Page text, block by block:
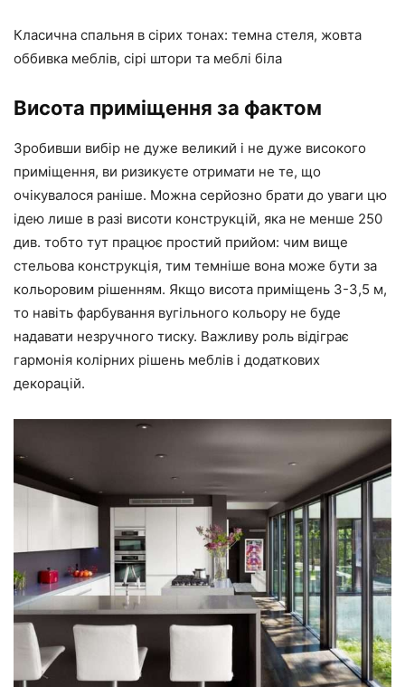
Класична спальня в сірих тонах: темна стеля, жовта
оббивка меблів, сірі штори та меблі біла
Висота приміщення за фактом
Зробивши вибір не дуже великий і не дуже високого
приміщення, ви ризикуєте отримати не те, що
очікувалося раніше. Можна серйозно брати до уваги цю
ідею лише в разі висоти конструкцій, яка не менше 250
див. тобто тут працює простий прийом: чим вище
стельова конструкція, тим темніше вона може бути за
кольоровим рішенням. Якщо висота приміщень 3-3,5 м,
то навіть фарбування вугільного кольору не буде
надавати незручного тиску. Важливу роль відіграє
гармонія колірних рішень меблів і додаткових
декорацій.